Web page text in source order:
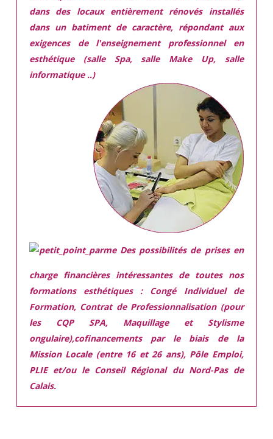
dans des locaux entièrement rénovés installés
dans un batiment de caractère, répondant aux
exigencesde l'enseignement professionnel en
esthétique (salle Spa, salle Make Up, salle
informatique ..)
Des possibilités de prises en
charge financières intéressantes de toutes nos
formations esthétiques :Congé Individuel de
Formation, Contrat de Professionnalisation (pour
les CQP SPA, Maquillage et Stylisme
ongulaire),cofinancements par le biais de la
Mission Locale (entre 16 et 26 ans), Pôle Emploi,
PLIE et/ou le Conseil Régional du Nord-Pas de
Calais.